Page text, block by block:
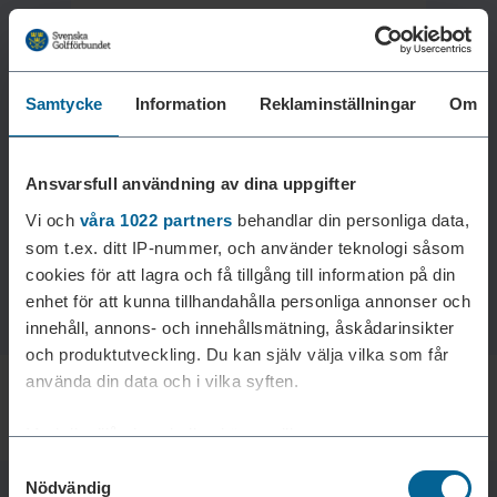
Samtycke Information Reklaminställningar Om
Ansvarsfull användning av dina uppgifter
Vi och våra 1022 partners behandlar din personliga data,
som t.ex. ditt IP-nummer, och använder teknologi såsom
cookies för att lagra och få tillgång till information på din
enhet för att kunna tillhandahålla personliga annonser och
innehåll, annons- och innehållsmätning, åskådarinsikter
och produktutveckling. Du kan själv välja vilka som får
använda din data och i vilka syften.
Med din tillåtelse skulle vi även vilja:
kan ha en noggrannhet på upp till flera meter
Nödvändig
Laddar reklam...